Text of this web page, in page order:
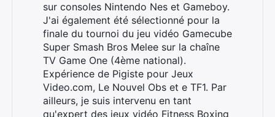
sur consoles Nintendo Nes et Gameboy.
J'ai également été sélectionné pour la
finale du tournoi du jeu vidéo Gamecube
Super Smash Bros Melee sur la chaîne
TV Game One (4ème national).
Expérience de Pigiste pour Jeux
Video.com, Le Nouvel Obs et e TF1. Par
ailleurs, je suis intervenu en tant
qu'expert des jeux vidéo Fitness Boxing